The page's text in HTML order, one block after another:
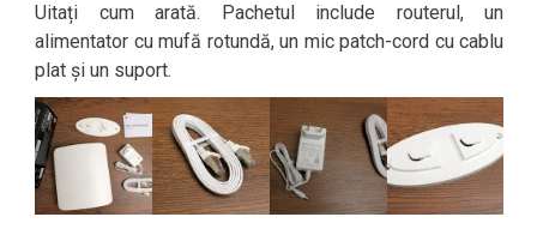
Uitați cum arată. Pachetul include routerul, un
alimentator cu mufă rotundă, un mic patch-cord cu cablu
plat și un suport.